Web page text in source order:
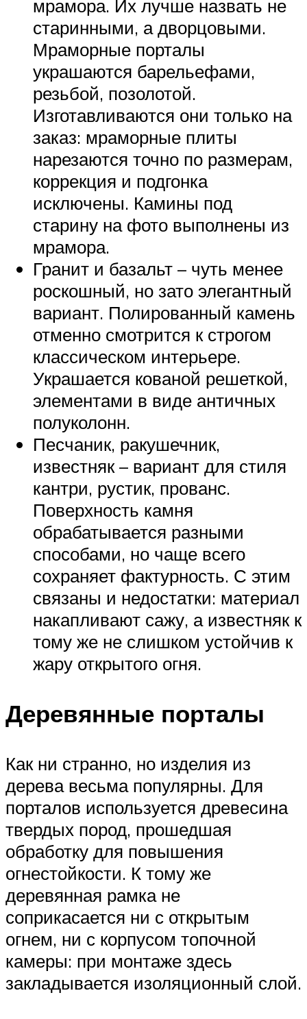
мрамора. Их лучше назвать не
старинными, а дворцовыми.
Мраморные порталы
украшаются барельефами,
резьбой, позолотой.
Изготавливаются они только на
заказ: мраморные плиты
нарезаются точно по размерам,
коррекция и подгонка
исключены. Камины под
старину на фото выполнены из
мрамора.
Гранит и базальт – чуть менее
роскошный, но зато элегантный
вариант. Полированный камень
отменно смотрится к строгом
классическом интерьере.
Украшается кованой решеткой,
элементами в виде античных
полуколонн.
Песчаник, ракушечник,
известняк – вариант для стиля
кантри, рустик, прованс.
Поверхность камня
обрабатывается разными
способами, но чаще всего
сохраняет фактурность. С этим
связаны и недостатки: материал
накапливают сажу, а известняк к
тому же не слишком устойчив к
жару открытого огня.
Деревянные порталы
Как ни странно, но изделия из
дерева весьма популярны. Для
порталов используется древесина
твердых пород, прошедшая
обработку для повышения
огнестойкости. К тому же
деревянная рамка не
соприкасается ни с открытым
огнем, ни с корпусом топочной
камеры: при монтаже здесь
закладывается изоляционный слой.